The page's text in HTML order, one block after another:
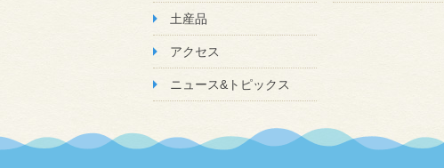
土産品
アクセス
ニュース&トピックス